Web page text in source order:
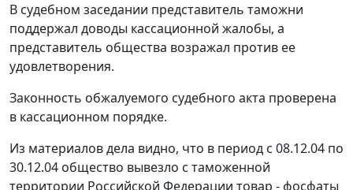
В судебном заседании представитель таможни
поддержал доводы кассационной жалобы, а
представитель общества возражал против ее
удовлетворения.
Законность обжалуемого судебного акта проверена
в кассационном порядке.
Из материалов дела видно, что в период с 08.12.04 по
30.12.04 общество вывезло с таможенной
территории Российской Федерации товар - фосфаты